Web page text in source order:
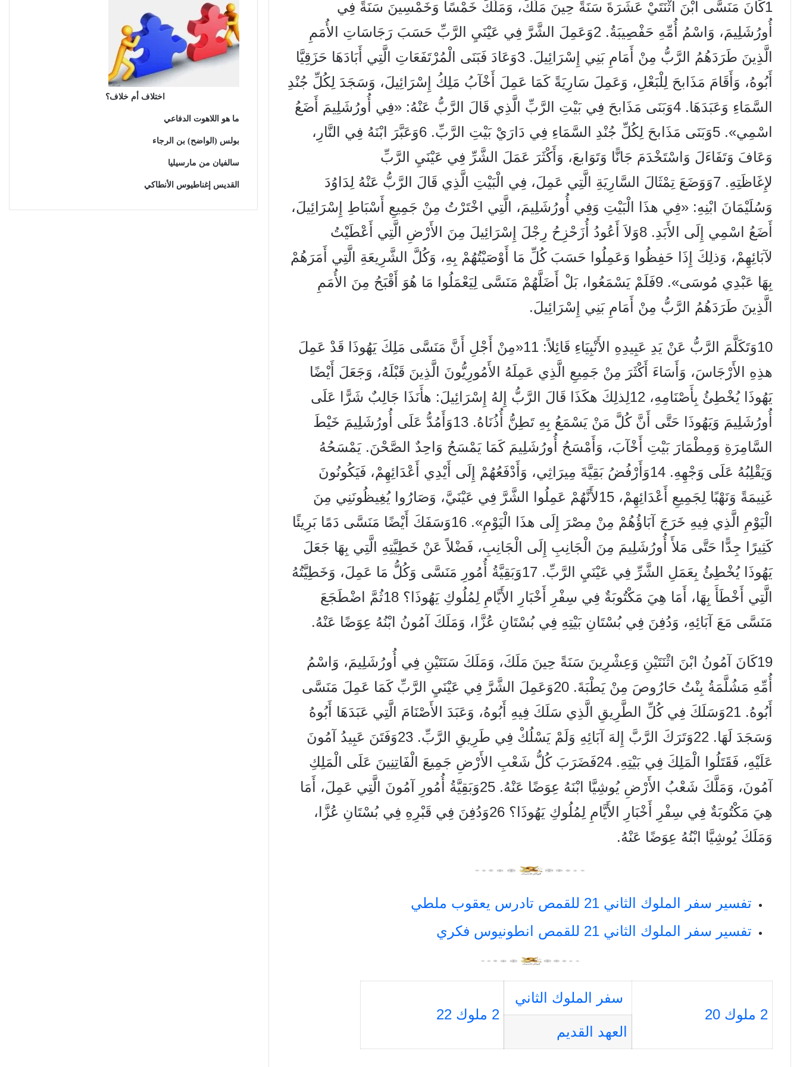
1كَانَ مَنَسَّى ابْنَ اثْنَتَيْ عَشَرَةَ سَنَةً حِينَ مَلَكَ، وَمَلَكَ خَمْسًا وَخَمْسِينَ سَنَةً فِي
أُورُشَلِيمَ، وَاسْمُ أُمِّهِ حَفْصِيبَةُ. 2وَعَمِلَ الشَّرَّ فِي عَيْنَيِ الرَّبِّ حَسَبَ رَجَاسَاتِ الأُمَمِ
الَّذِينَ طَرَدَهُمُ الرَّبُّ مِنْ أَمَامِ بَنِي إِسْرَائِيلَ. 3وَعَادَ فَبَنَى الْمُرْتَفَعَاتِ الَّتِي أَبَادَهَا حَزَقِيَّا
أَبُوهُ، وَأَقَامَ مَذَابحَ لِلْبَعْلِ، وَعَمِلَ سَارِيَةً كَمَا عَمِلَ أَخْآبُ مَلِكُ إِسْرَائِيلَ، وَسَجَدَ لِكُلِّ جُنْدِ
السَّمَاءِ وَعَبَدَهَا. 4وَبَنَى مَذَابحَ فِي بَيْتِ الرَّبِّ الَّذِي قَالَ الرَّبُّ عَنْهُ: «فِي أُورُشَلِيمَ أَضَعُ
اسْمِي». 5وَبَنَى مَذَابحَ لِكُلِّ جُنْدِ السَّمَاءِ فِي دَارَيْ بَيْتِ الرَّبِّ. 6وَعَبَّرَ ابْنَهُ فِي النَّارِ،
وَعَافَ وَتَفَاءَلَ وَاسْتَخْدَمَ جَانًّا وَتَوَابعَ، وَأَكْثَرَ عَمَلَ الشَّرِّ فِي عَيْنَيِ الرَّبِّ
لإِغَاظَتِهِ. 7وَوَضَعَ تِمْثَالَ السَّارِيَةِ الَّتِي عَمِلَ، فِي الْبَيْتِ الَّذِي قَالَ الرَّبُّ عَنْهُ لِدَاوُدَ
وَسُلَيْمَانَ ابْنِهِ: «فِي هذَا الْبَيْتِ وَفِي أُورُشَلِيمَ، الَّتِي اخْتَرْتُ مِنْ جَمِيعِ أَسْبَاطِ إِسْرَائِيلَ،
أَضَعُ اسْمِي إِلَى الأَبَدِ. 8وَلاَ أَعُودُ أُزَحْزِحُ رِجْلَ إِسْرَائِيلَ مِنَ الأَرْضِ الَّتِي أَعْطَيْتُ
لآبَائِهِمْ، وَذلِكَ إِذَا حَفِظُوا وَعَمِلُوا حَسَبَ كُلِّ مَا أَوْصَيْتُهُمْ بِهِ، وَكُلَّ الشَّرِيعَةِ الَّتِي أَمَرَهُمْ
بِهَا عَبْدِي مُوسَى». 9فَلَمْ يَسْمَعُوا، بَلْ أَضَلَّهُمْ مَنَسَّى لِيَعْمَلُوا مَا هُوَ أَقْبَحُ مِنَ الأُمَمِ
الَّذِينَ طَرَدَهُمُ الرَّبُّ مِنْ أَمَامِ بَنِي إِسْرَائِيلَ.
10وَتَكَلَّمَ الرَّبُّ عَنْ يَدِ عَبِيدِهِ الأَنْبِيَاءِ قَائِلاً: 11«مِنْ أَجْلِ أَنَّ مَنَسَّى مَلِكَ يَهُوذَا قَدْ عَمِلَ
هذِهِ الأَرْجَاسَ، وَأَسَاءَ أَكْثَرَ مِنْ جَمِيعِ الَّذِي عَمِلَهُ الأَمُورِيُّونَ الَّذِينَ قَبْلَهُ، وَجَعَلَ أَيْضًا
يَهُوذَا يُخْطِئُ بِأَصْنَامِهِ، 12لِذلِكَ هكَذَا قَالَ الرَّبُّ إِلهُ إِسْرَائِيلَ: هأَنَذَا جَالِبٌ شَرًّا عَلَى
أُورُشَلِيمَ وَيَهُوذَا حَتَّى أَنَّ كُلَّ مَنْ يَسْمَعُ بِهِ تَطِنُّ أُذُنَاهُ. 13وَأَمُدُّ عَلَى أُورُشَلِيمَ خَيْطَ
السَّامِرَةِ وَمِطْمَارَ بَيْتِ أَخْآبَ، وَأَمْسَحُ أُورُشَلِيمَ كَمَا يَمْسَحُ وَاحِدٌ الصَّحْنَ. يَمْسَحُهُ
وَيَقْلِبُهُ عَلَى وَجْهِهِ. 14وَأَرْفُضُ بَقِيَّةَ مِيرَاثِي، وَأَدْفَعُهُمْ إِلَى أَيْدِي أَعْدَائِهِمْ، فَيَكُونُونَ
غَنِيمَةً وَنَهْبًا لِجَمِيعِ أَعْدَائِهِمْ، 15لأَنَّهُمْ عَمِلُوا الشَّرَّ فِي عَيْنَيَّ، وَصَارُوا يُغِيظُونَنِي مِنَ
الْيَوْمِ الَّذِي فِيهِ خَرَجَ آبَاؤُهُمْ مِنْ مِصْرَ إِلَى هذَا الْيَوْمِ». 16وَسَفَكَ أَيْضًا مَنَسَّى دَمًا بَرِيئًا
كَثِيرًا جِدًّا حَتَّى مَلأَ أُورُشَلِيمَ مِنَ الْجَانِبِ إِلَى الْجَانِبِ، فَضْلاً عَنْ خَطِيَّتِهِ الَّتِي بِهَا جَعَلَ
يَهُوذَا يُخْطِئُ بِعَمَلِ الشَّرِّ فِي عَيْنَيِ الرَّبِّ. 17وَبَقِيَّةُ أُمُورِ مَنَسَّى وَكُلُّ مَا عَمِلَ، وَخَطِيَّتُهُ
الَّتِي أَخْطَأَ بِهَا، أَمَا هِيَ مَكْتُوبَةٌ فِي سِفْرِ أَخْبَارِ الأَيَّامِ لِمُلُوكِ يَهُوذَا؟ 18ثُمَّ اضْطَجَعَ
مَنَسَّى مَعَ آبَائِهِ، وَدُفِنَ فِي بُسْتَانِ بَيْتِهِ فِي بُسْتَانِ عُزَّا، وَمَلَكَ آمُونُ ابْنُهُ عِوَضًا عَنْهُ.
19كَانَ آمُونُ ابْنَ اثْنَتَيْنِ وَعِشْرِينَ سَنَةً حِينَ مَلَكَ، وَمَلَكَ سَنَتَيْنِ فِي أُورُشَلِيمَ، وَاسْمُ
أُمِّهِ مَشُلَّمَةُ بِنْتُ حَارُوصَ مِنْ يَطْبَةَ. 20وَعَمِلَ الشَّرَّ فِي عَيْنَيِ الرَّبِّ كَمَا عَمِلَ مَنَسَّى
أَبُوهُ. 21وَسَلَكَ فِي كُلِّ الطَّرِيقِ الَّذِي سَلَكَ فِيهِ أَبُوهُ، وَعَبَدَ الأَصْنَامَ الَّتِي عَبَدَهَا أَبُوهُ
وَسَجَدَ لَهَا. 22وَتَرَكَ الرَّبَّ إِلهَ آبَائِهِ وَلَمْ يَسْلُكْ فِي طَرِيقِ الرَّبِّ. 23وَفَتَنَ عَبِيدُ آمُونَ
عَلَيْهِ، فَقَتَلُوا الْمَلِكَ فِي بَيْتِهِ. 24فَضَرَبَ كُلُّ شَعْبِ الأَرْضِ جَمِيعَ الْفَاتِنِينَ عَلَى الْمَلِكِ
آمُونَ، وَمَلَّكَ شَعْبُ الأَرْضِ يُوشِيَّا ابْنَهُ عِوَضًا عَنْهُ. 25وَبَقِيَّةُ أُمُورِ آمُونَ الَّتِي عَمِلَ، أَمَا
هِيَ مَكْتُوبَةٌ فِي سِفْرِ أَخْبَارِ الأَيَّامِ لِمُلُوكِ يَهُوذَا؟ 26وَدُفِنَ فِي قَبْرِهِ فِي بُسْتَانِ عُزَّا،
وَمَلَكَ يُوشِيَّا ابْنُهُ عِوَضًا عَنْهُ.
تفسير سفر الملوك الثاني 21 للقمص تادرس يعقوب ملطي
تفسير سفر الملوك الثاني 21 للقمص انطونيوس فكري
2 ملوك 20
سفر الملوك الثاني
2 ملوك 22
العهد القديم
اختلاف أم خلاف؟
ما هو اللاهوت الدفاعي
بولس (الواضح) بن الرجاء
سالفيان من مارسيليا
القديس إغناطيوس الأنطاكي